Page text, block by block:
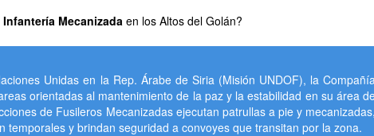
Mecanizada en los Altos del Golán?
Unidas en la Rep. Árabe de Siria (Misión UNDOF), la Compañía
orientadas al mantenimiento de la paz y la estabilidad en su área
de Fusileros Mecanizadas ejecutan patrullas a pie y mecanizadas,
temporales y brindan seguridad a convoyes que transitan por la zona.